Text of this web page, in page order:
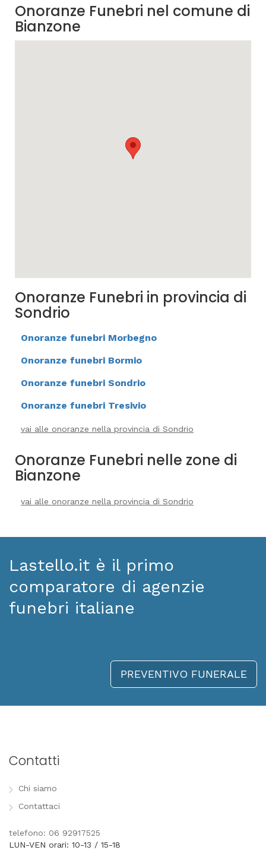
Onoranze Funebri nel comune di
Bianzone
Onoranze Funebri in provincia di
Sondrio
Onoranze funebri Morbegno
Onoranze funebri Bormio
Onoranze funebri Sondrio
Onoranze funebri Tresivio
vai alle onoranze nella provincia di Sondrio
Onoranze Funebri nelle zone di
Bianzone
vai alle onoranze nella provincia di Sondrio
Lastello.it è il primo
comparatore di agenzie
funebri italiane
PREVENTIVO FUNERALE
Contatti
Chi siamo
Contattaci
telefono: 06 92917525
LUN-VEN orari: 10-13 / 15-18